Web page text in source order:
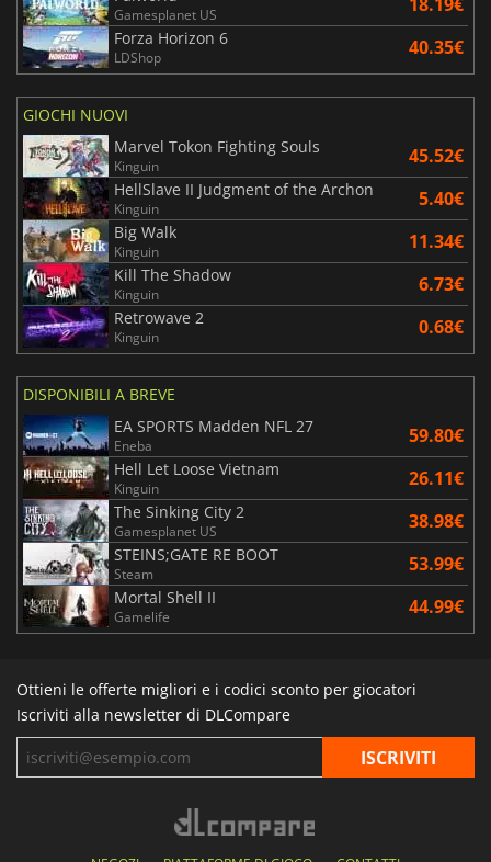
Gamesplanet US
Forza Horizon 6
LDShop 40.35€
GIOCHI NUOVI
Marvel Tokon Fighting Souls
Kinguin 45.52€
HellSlave II Judgment of the Archon
Kinguin 5.40€
Big Walk
Kinguin 11.34€
Kill The Shadow
Kinguin 6.73€
Retrowave 2
Kinguin 0.68€
DISPONIBILI A BREVE
EA SPORTS Madden NFL 27
Eneba 59.80€
Hell Let Loose Vietnam
Kinguin 26.11€
The Sinking City 2
Gamesplanet US 38.98€
STEINS;GATE RE BOOT
Steam 53.99€
Mortal Shell II
Gamelife 44.99€
Ottieni le offerte migliori e i codici sconto per giocatori
Iscriviti alla newsletter di DLCompare